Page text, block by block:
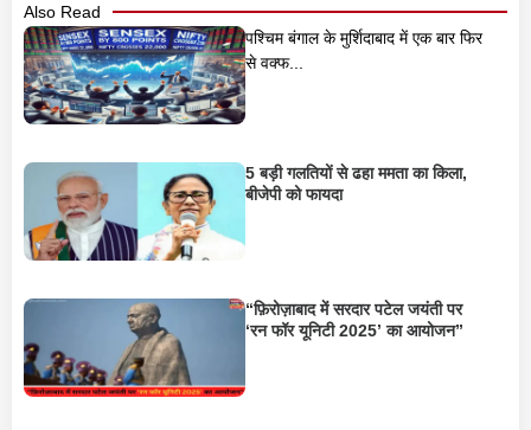
Also Read
पश्चिम बंगाल के मुर्शिदाबाद में एक बार फिर
से वक्फ...
5 बड़ी गलतियों से ढहा ममता का किला,
बीजेपी को फायदा
“फ़िरोज़ाबाद में सरदार पटेल जयंती पर
‘रन फॉर यूनिटी 2025’ का आयोजन”